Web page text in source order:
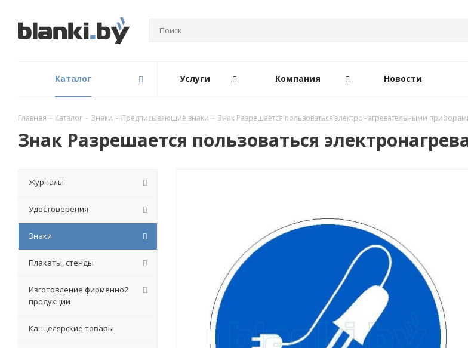
Каталог Услуги Компания Новости
Главная - Каталог - Знаки - Предписывающие знаки - Знак Разрешается пользоваться электронагревательными
Знак Разрешается пользоваться
Журналы
Удостоверения
Знаки
Плакаты, стенды
Изготовление фирменной
продукции
Канцелярские товары